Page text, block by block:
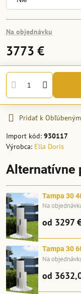
Na objednávku
3773 €
Pridať k Obľúbeným
Import kód: 930117
Výrobca: Ella Doris
Alternatívne
Tampa 30
Na
od 3297
Tampa 30
Na
od